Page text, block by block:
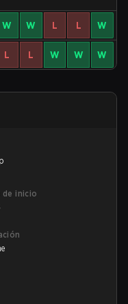
W W L L W
L L W W W
de inicio